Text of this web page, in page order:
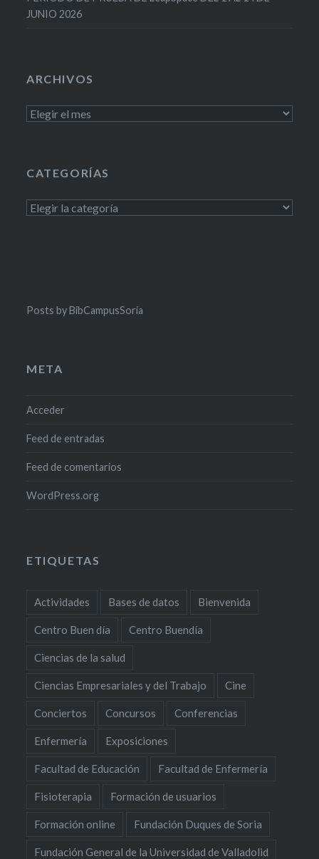
JUNIO 2026
ARCHIVOS
Archivos
CATEGORÍAS
Categorías
Posts by BibCampusSoria
META
Acceder
Feed de entradas
Feed de comentarios
WordPress.org
ETIQUETAS
Actividades Bases de datos Bienvenida
Centro Buen día Centro Buendía
Ciencias de la salud
Ciencias Empresariales y del Trabajo Cine
Conciertos Concursos Conferencias
Enfermería Exposiciones
Facultad de Educación Facultad de Enfermería
Fisioterapia Formación de usuarios
Formación online Fundación Duques de Soria
Fundación General de la Universidad de Valladolid